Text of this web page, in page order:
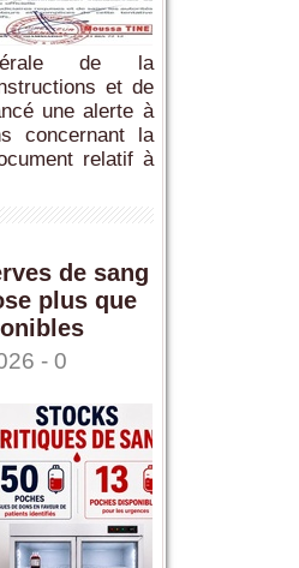
de la
et de
une alerte à
concernant la
relatif à
de sang
plus que
- 0